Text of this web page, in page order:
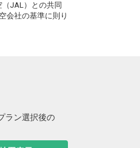
JAL）との共同
会社の基準に則り
ラン選択後の